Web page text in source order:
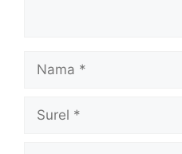
Nama
Surel